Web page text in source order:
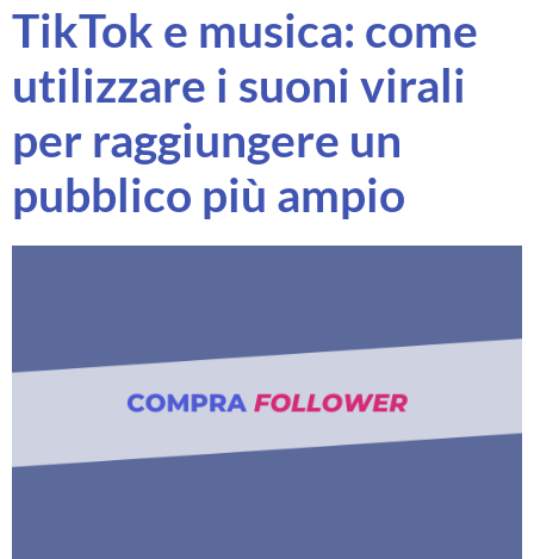
TikTok e musica: come
utilizzare i suoni virali
per raggiungere un
pubblico più ampio